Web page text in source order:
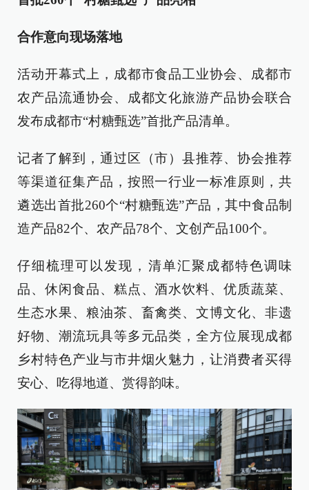
合作意向现场落地
活动开幕式上，成都市食品工业协会、成都市
农产品流通协会、成都文化旅游产品协会联合
发布成都市“村糖甄选”首批产品清单。
记者了解到，通过区（市）县推荐、协会推荐
等渠道征集产品，按照一行业一标准原则，共
遴选出首批260个“村糖甄选”产品，其中食品制
造产品82个、农产品78个、文创产品100个。
仔细梳理可以发现，清单汇聚成都特色调味
品、休闲食品、糕点、酒水饮料、优质蔬菜、
生态水果、粮油茶、畜禽类、文博文化、非遗
好物、潮流玩具等多元品类，全方位展现成都
乡村特色产业与市井烟火魅力，让消费者买得
安心、吃得地道、赏得韵味。